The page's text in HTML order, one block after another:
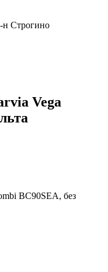
н Строгино
Vega
BC90SEA, без